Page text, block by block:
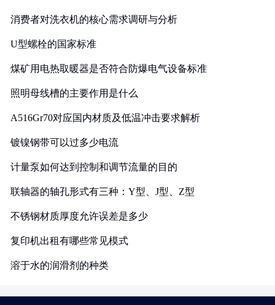
消费者对洗衣机的核心需求调研与分析
U型螺栓的国家标准
煤矿用电热取暖器是否符合防爆电气设备标准
照明母线槽的主要作用是什么
A516Gr70对应国内材质及低温冲击要求解析
镀镍钢带可以过多少电流
计量泵如何达到控制和调节流量的目的
联轴器的轴孔形式有三种：Y型、J型、Z型
不锈钢材质厚度允许误差是多少
复印机出租有哪些常见模式
溶于水的润滑剂的种类